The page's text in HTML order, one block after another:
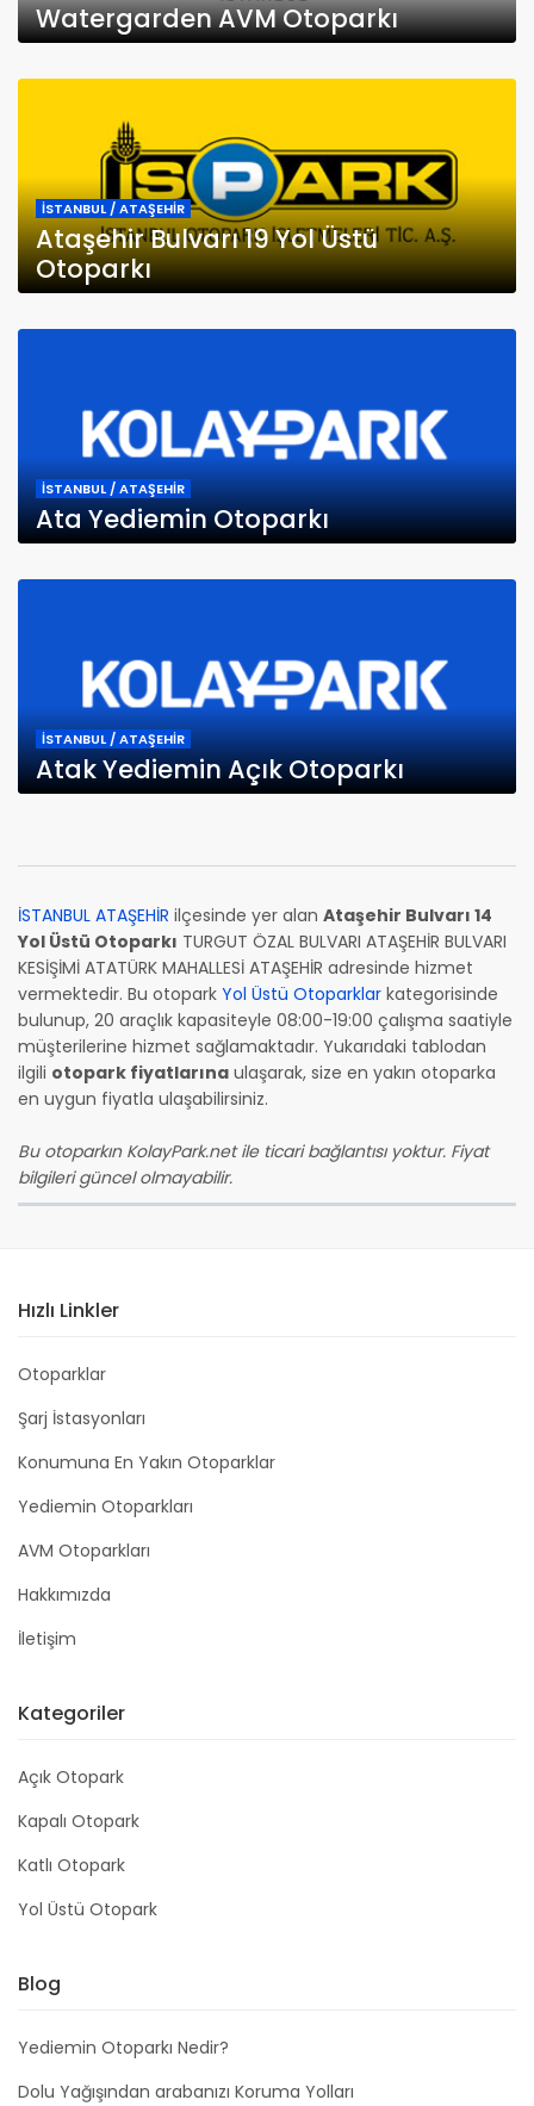
Watergarden AVM Otoparkı
İSTANBUL / ATAŞEHİR
Ataşehir Bulvarı 19 Yol Üstü
Otoparkı
İSTANBUL / ATAŞEHİR
Ata Yediemin Otoparkı
İSTANBUL / ATAŞEHİR
Atak Yediemin Açık Otoparkı
İSTANBUL ATAŞEHİR ilçesinde yer alan Ataşehir Bulvarı 14
Yol Üstü Otoparkı TURGUT ÖZAL BULVARI ATAŞEHİR BULVARI
KESİŞİMİ ATATÜRK MAHALLESİ ATAŞEHİR adresinde hizmet
vermektedir. Bu otopark Yol Üstü Otoparklar kategorisinde
bulunup, 20 araçlık kapasiteyle 08:00-19:00 çalışma saatiyle
müşterilerine hizmet sağlamaktadır. Yukarıdaki tablodan
ilgili otopark fiyatlarına ulaşarak, size en yakın otoparka
en uygun fiyatla ulaşabilirsiniz.
Bu otoparkın KolayPark.net ile ticari bağlantısı yoktur. Fiyat
bilgileri güncel olmayabilir.
Hızlı Linkler
Otoparklar
Şarj İstasyonları
Konumuna En Yakın Otoparklar
Yediemin Otoparkları
AVM Otoparkları
Hakkımızda
İletişim
Kategoriler
Açık Otopark
Kapalı Otopark
Katlı Otopark
Yol Üstü Otopark
Blog
Yediemin Otoparkı Nedir?
Dolu Yağışından arabanızı Koruma Yolları